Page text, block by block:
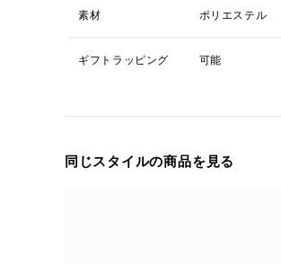
素材 ポリエステル
ギフトラッピング 可能
同じスタイルの商品を見る